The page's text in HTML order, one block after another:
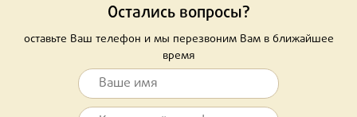
Остались вопросы?
оставьте Ваш телефон и мы перезвоним Вам в ближайшее
время